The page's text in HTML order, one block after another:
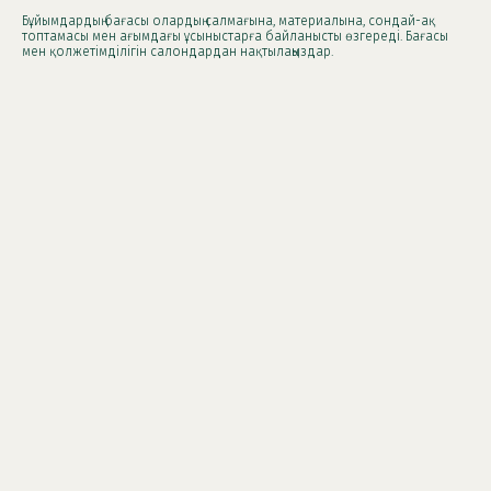
Бұйымдардың бағасы олардың салмағына, материалына, сондай-ақ
топтамасы мен ағымдағы ұсыныстарға байланысты өзгереді. Бағасы
мен қолжетімділігін салондардан нақтылаңыздар.